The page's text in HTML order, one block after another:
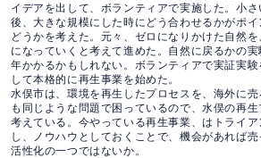
イデアを出して、ボランティアで実施した。小
後、大きな規模にした時にどう合わせるかがポ
どうかを考えた。元々、ゼロになりかけた自然
になっていくと考えて進めた。自然に戻るかの
年かかるかもしれない。ボランティアで実証実
して本格的に再生事業を始めた。
水俣市は、環境を再生したプロセスを、海外に
も同じような問題で困っているので、水俣の再
考えている。今やっている再生事業、はトライ
し、ノウハウとしておくことで、機会があれば
活性化の一つではないか。